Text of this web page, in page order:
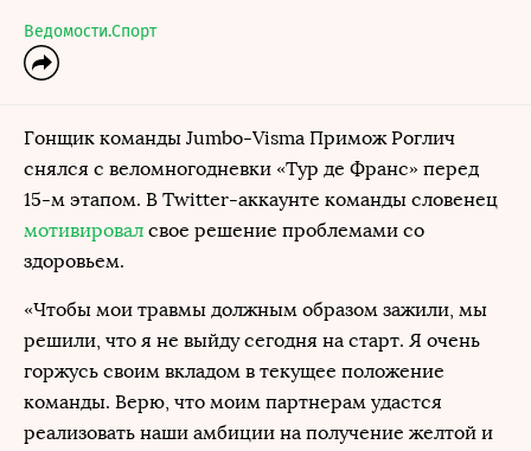
Ведомости.Спорт
Гонщик команды Jumbo-Visma Примож Роглич
снялся с веломногодневки «Тур де Франс» перед
15-м этапом. В Twitter-аккаунте команды словенец
мотивировал свое решение проблемами со
здоровьем.
«Чтобы мои травмы должным образом зажили, мы
решили, что я не выйду сегодня на старт. Я очень
горжусь своим вкладом в текущее положение
команды. Верю, что моим партнерам удастся
реализовать наши амбиции на получение желтой и